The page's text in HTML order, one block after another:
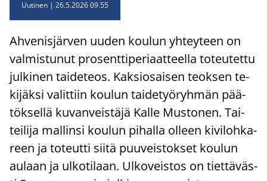
Uutinen 26.5.2026 09.55
Ah­ve­nis­jär­ven uuden kou­lun yh­tey­teen on
val­mis­tu­nut pro­sent­ti­pe­ri­aat­teel­la to­teu­tet­tu
jul­ki­nen tai­de­teos. Kak­sio­sai­sen teok­sen te­
ki­jäk­si va­lit­tiin kou­lun tai­de­työ­ryh­män pää­
tök­sel­lä ku­van­veis­tä­jä Kalle Mus­to­nen. Tai­
tei­li­ja mal­lin­si kou­lun pi­hal­la ol­leen ki­vi­loh­ka­
reen ja to­teut­ti siitä puu­veis­tok­set kou­lun
au­laan ja ul­ko­ti­laan. Ul­ko­veis­tos on tiet­tä­väs­